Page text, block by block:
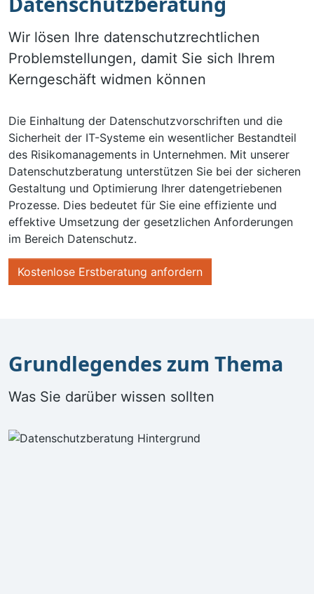
Wir lösen Ihre datenschutzrechtlichen
Problemstellungen, damit Sie sich Ihrem
Kerngeschäft widmen können
Die Einhaltung der Datenschutzvorschriften und die
Sicherheit der IT-Systeme ein wesentlicher Bestandteil
des Risikomanagements in Unternehmen. Mit unserer
Datenschutzberatung unterstützen Sie bei der sicheren
Gestaltung und Optimierung Ihrer datengetriebenen
Prozesse. Dies bedeutet für Sie eine effiziente und
effektive Umsetzung der gesetzlichen Anforderungen
im Bereich Datenschutz.
Kostenlose Erstberatung anfordern
Grundlegendes zum Thema
Was Sie darüber wissen sollten